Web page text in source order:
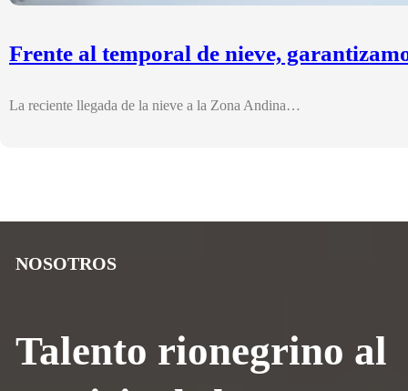
Frente al temporal de nieve,
La reciente llegada de la nieve a la Zona Andina…
NOSOTROS
Talento rionegrino al